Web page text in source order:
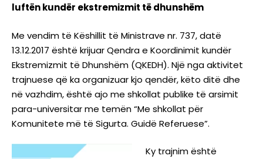
luftën kundër ekstremizmit të dhunshëm
Me vendim të Këshillit të Ministrave nr. 737, datë
13.12.2017 është krijuar Qendra e Koordinimit kundër
Ekstremizmit të Dhunshëm (QKEDH). Një nga aktivitet
trajnuese që ka organizuar kjo qendër, këto ditë dhe
në vazhdim, është ajo me shkollat publike të arsimit
para-universitar me temën “Me shkollat për
Komunitete më të Sigurta. Guidë Referuese”.
Ky trajnim është